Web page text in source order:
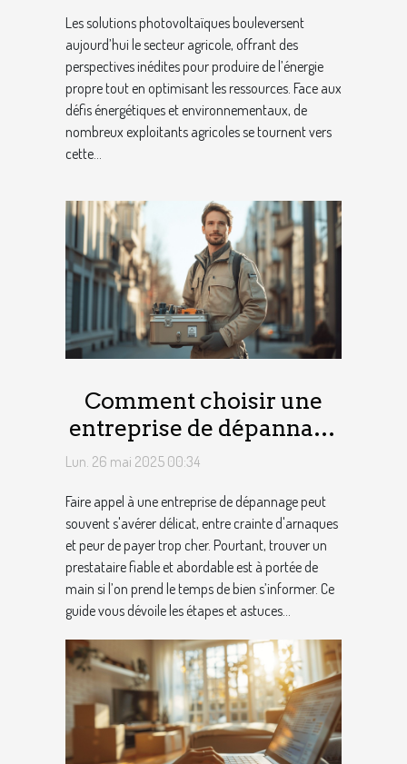
Les solutions photovoltaïques bouleversent
aujourd’hui le secteur agricole, offrant des
perspectives inédites pour produire de l’énergie
propre tout en optimisant les ressources. Face aux
défis énergétiques et environnementaux, de
nombreux exploitants agricoles se tournent vers
cette...
Comment choisir une
entreprise de dépannage
fiable et à bon prix ?
Lun. 26 mai 2025 00:34
Faire appel à une entreprise de dépannage peut
souvent s'avérer délicat, entre crainte d'arnaques
et peur de payer trop cher. Pourtant, trouver un
prestataire fiable et abordable est à portée de
main si l’on prend le temps de bien s’informer. Ce
guide vous dévoile les étapes et astuces...